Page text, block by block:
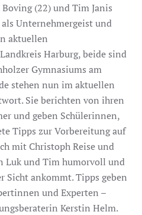
(22) und Tim Janis
Unternehmergeist und
aktuellen
Harburg, beide sind
Gymnasiums am
stehen nun im aktuellen
Sie berichten von ihren
und geben Schülerinnen,
Tipps zur Vorbereitung auf
mit Christoph Reise und
Luk und Tim humorvoll und
Sicht ankommt. Tipps geben
und Experten –
Kerstin Helm.